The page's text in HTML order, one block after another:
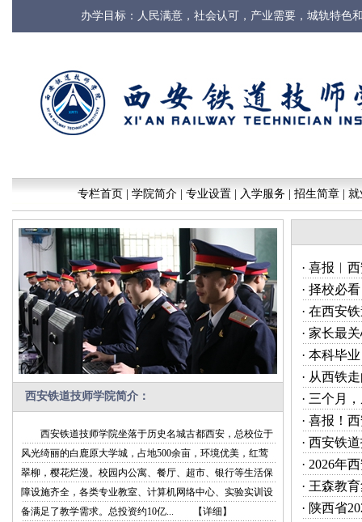
办学目标：人民满意，社会认可，产业需要，城轨
专栏首页 学院简介 专业设置 入学服务 招生简章 就
西安铁道技师学院简介：
西安铁道技师学院坐落于历史名城古都西安，总校位于
风光绮丽的白鹿原大学城，占地500余亩，环境优美，红莺
翠柳，樱花烂漫。校园内公寓、餐厅、超市、银行等生活保
障设施齐全，各类专业教室、计算机网络中心、实验实训设
备满足了教学需求。总投资约10亿...
【详细】
· 喜报︱
· 择校必
· 在西安
· 家长最
· 本科毕
· 从西铁
· 三个月
· 喜报！
· 西安铁
· 2026年
· 王森教
· 陕西省